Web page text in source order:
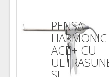
PENSA
HARMONIC
ACE+ CU